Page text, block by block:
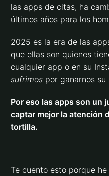
las apps de citas, ha
últimos años para los
2025 es la era de las
que ellas son quienes
cualquier app o en su
sufrimos por ganarnos su
Por eso las apps son un
captar mejor la atención
tortilla.
Te cuento esto porque